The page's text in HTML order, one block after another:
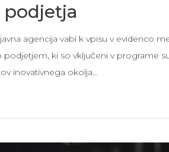
javna agencija vabi k vpisu v evidenco
podjetjem, ki so vključeni v programe
inovativnega okolja…